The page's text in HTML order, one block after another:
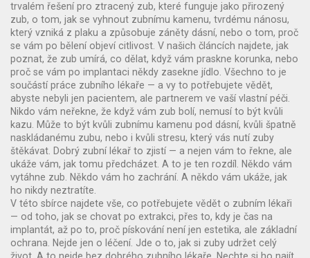
trvalém řešení pro ztracený zub, které funguje jako přirozený
zub, o tom, jak se vyhnout zubnímu kamenu, tvrdému nánosu,
který vzniká z plaku a způsobuje záněty dásní, nebo o tom, proč
se vám po bělení objeví citlivost. V našich článcích najdete, jak
poznat, že zub umírá, co dělat, když vám praskne korunka, nebo
proč se vám po implantaci někdy zasekne jídlo. Všechno to je
součástí práce zubního lékaře — a vy to potřebujete vědět,
abyste nebyli jen pacientem, ale partnerem ve vaší vlastní péči.
Nikdo vám neřekne, že když vám zub bolí, nemusí to být kvůli
kazu. Může to být kvůli zubnímu kamenu pod dásní, kvůli špatně
naskládanému zubu, nebo i kvůli stresu, který vás nutí zuby
štěkávat. Dobrý zubní lékař to zjistí — a nejen vám to řekne, ale
ukáže vám, jak tomu předcházet. A to je ten rozdíl. Někdo vám
vytáhne zub. Někdo vám ho zachrání. A někdo vám ukáže, jak
ho nikdy neztratíte.
V této sbírce najdete vše, co potřebujete vědět o zubním lékaři
— od toho, jak se chovat po extrakci, přes to, kdy je čas na
implantát, až po to, proč pískování není jen estetika, ale základní
ochrana. Nejde jen o léčení. Jde o to, jak si zuby udržet celý